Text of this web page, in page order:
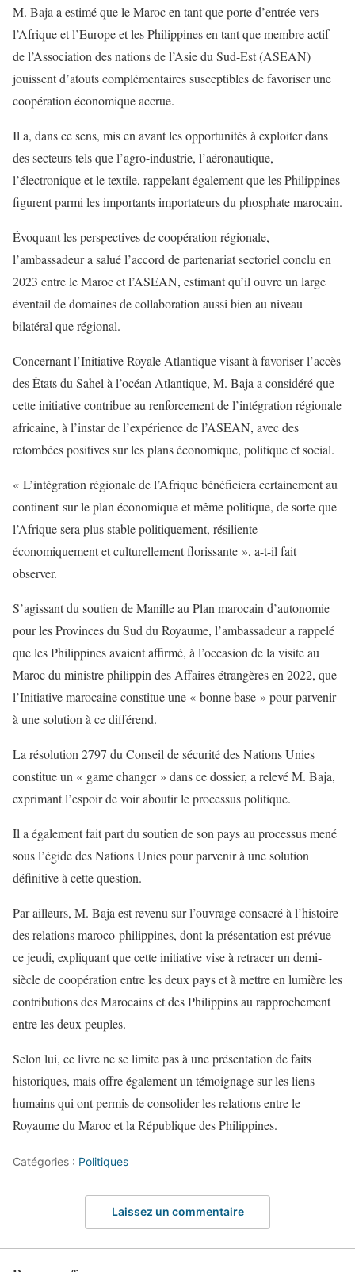
M. Baja a estimé que le Maroc en tant que porte d’entrée vers
l’Afrique et l’Europe et les Philippines en tant que membre actif
de l’Association des nations de l’Asie du Sud-Est (ASEAN)
jouissent d’atouts complémentaires susceptibles de favoriser une
coopération économique accrue.
Il a, dans ce sens, mis en avant les opportunités à exploiter dans
des secteurs tels que l’agro-industrie, l’aéronautique,
l’électronique et le textile, rappelant également que les Philippines
figurent parmi les importants importateurs du phosphate marocain.
Évoquant les perspectives de coopération régionale,
l’ambassadeur a salué l’accord de partenariat sectoriel conclu en
2023 entre le Maroc et l’ASEAN, estimant qu’il ouvre un large
éventail de domaines de collaboration aussi bien au niveau
bilatéral que régional.
Concernant l’Initiative Royale Atlantique visant à favoriser l’accès
des États du Sahel à l’océan Atlantique, M. Baja a considéré que
cette initiative contribue au renforcement de l’intégration régionale
africaine, à l’instar de l’expérience de l’ASEAN, avec des
retombées positives sur les plans économique, politique et social.
« L’intégration régionale de l’Afrique bénéficiera certainement au
continent sur le plan économique et même politique, de sorte que
l’Afrique sera plus stable politiquement, résiliente
économiquement et culturellement florissante », a-t-il fait
observer.
S’agissant du soutien de Manille au Plan marocain d’autonomie
pour les Provinces du Sud du Royaume, l’ambassadeur a rappelé
que les Philippines avaient affirmé, à l’occasion de la visite au
Maroc du ministre philippin des Affaires étrangères en 2022, que
l’Initiative marocaine constitue une « bonne base » pour parvenir
à une solution à ce différend.
La résolution 2797 du Conseil de sécurité des Nations Unies
constitue un « game changer » dans ce dossier, a relevé M. Baja,
exprimant l’espoir de voir aboutir le processus politique.
Il a également fait part du soutien de son pays au processus mené
sous l’égide des Nations Unies pour parvenir à une solution
définitive à cette question.
Par ailleurs, M. Baja est revenu sur l’ouvrage consacré à l’histoire
des relations maroco-philippines, dont la présentation est prévue
ce jeudi, expliquant que cette initiative vise à retracer un demi-
siècle de coopération entre les deux pays et à mettre en lumière les
contributions des Marocains et des Philippins au rapprochement
entre les deux peuples.
Selon lui, ce livre ne se limite pas à une présentation de faits
historiques, mais offre également un témoignage sur les liens
humains qui ont permis de consolider les relations entre le
Royaume du Maroc et la République des Philippines.
Catégories : Politiques
Laissez un commentaire